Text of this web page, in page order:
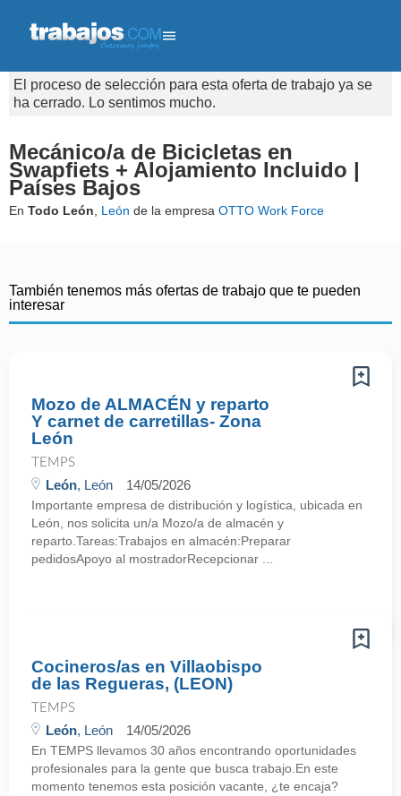
El proceso de selección para esta oferta de trabajo ya se
ha cerrado. Lo sentimos mucho.
Mecánico/a de Bicicletas en
Swapfiets + Alojamiento Incluido |
Países Bajos
En Todo León León de la empresa OTTO Work Force
También tenemos más ofertas de trabajo que te pueden
interesar
Mozo de ALMACÉN y reparto
Y carnet de carretillas- Zona
León
TEMPS
León, León 14/05/2026
Importante empresa de distribución y logística, ubicada en
León, nos solicita un/a Mozo/a de almacén y
reparto.Tareas:Trabajos en almacén:Preparar
pedidosApoyo al mostradorRecepcionar ...
Cocineros/as en Villaobispo
de las Regueras, (LEON)
TEMPS
León, León 14/05/2026
En TEMPS llevamos 30 años encontrando oportunidades
profesionales para la gente que busca trabajo.En este
momento tenemos esta posición vacante, ¿te encaja?